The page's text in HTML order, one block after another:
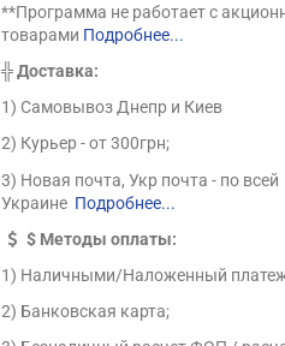
**Программа не работает с
товарами Подробнее...
╬Доставка:
1) Самовывоз Днепр и Киев
2) Курьер - от 300грн;
3) Новая почта, Укр почта - по всей
Украине Подробнее...
$ Методы оплаты:
1) Наличными/Наложенный
2) Банковская карта;